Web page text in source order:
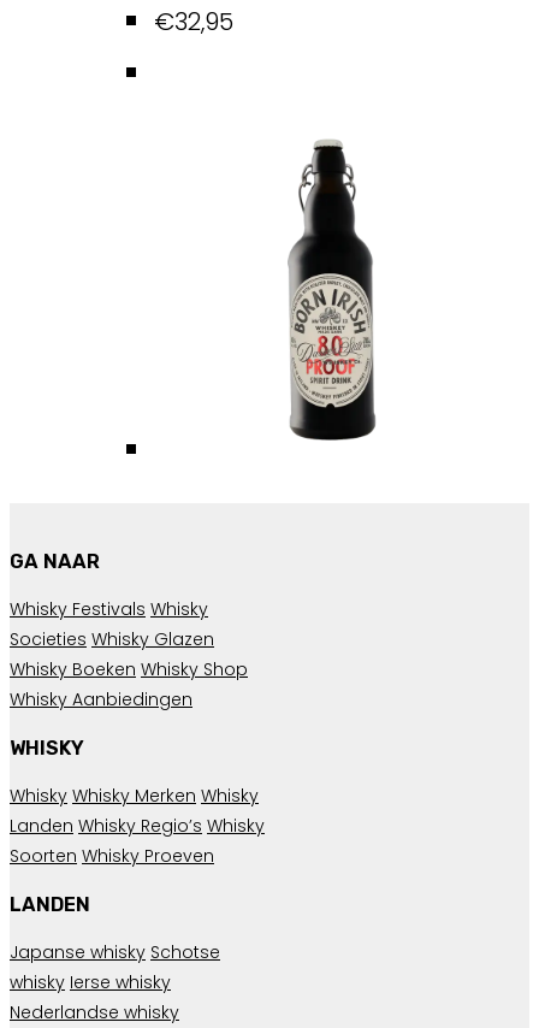
€32,95
GA NAAR
Whisky Festivals Whisky
Societies Whisky Glazen
Whisky Boeken Whisky Shop
Whisky Aanbiedingen
WHISKY
Whisky Whisky Merken Whisky
Landen Whisky Regio’s Whisky
Soorten Whisky Proeven
LANDEN
Japanse whisky Schotse
whisky Ierse whisky
Nederlandse whisky